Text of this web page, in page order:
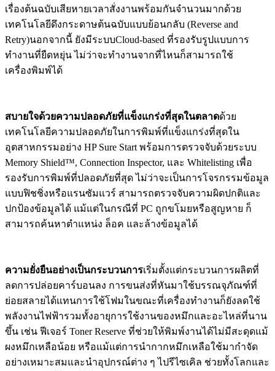
เรื่องต้นฉบับเสียหายเวลาสั่งงานพร้อมกันจำนวนมากด้วย
เทคโนโลยีดึงกระดาษต้นฉบับแบบย้อนกลับ (Reverse and
Retry)นอกจากนี้ ยังมีระบบCloud-based ที่รองรับรูปแบบการ
ทำงานที่ยืดหยุ่น ไม่ว่าจะทำงานจากที่ไหนก็สามารถใช้
เครื่องพิมพ์ได้
สบายใจด้วยความปลอดภัยที่แข็งแกร่งที่สุดในตลาดด้วย
เทคโนโลยีความปลอดภัยในการพิมพ์ที่แข็งแกร่งที่สุดใน
อุตสาหกรรมอย่าง HP Sure Start พร้อมการตรวจจับด้วยระบบ
Memory Shield™, Connection Inspector, และ Whitelisting เพื่อ
รองรับการพิมพ์ที่ปลอดภัยที่สุด ไม่ว่าจะเป็นการโจรกรรมข้อมูล
แบบฟิชชิ่งหรือแรนซัมแวร์ สามารถตรวจจับความผิดปกติและ
ปกป้องข้อมูลได้ แม้แต่ในกรณีที่ PC ถูกขโมยหรือสูญหาย ก็
สามารถค้นหาตำแหน่ง ล็อค และล้างข้อมูลได้
ความยั่งยืนอย่างเป็นกระบวนการเริ่มตั้งแต่กระบวนการผลิตที่
ลดการปล่อยคาร์บอนลง การขนส่งที่หันมาใช้บรรณจุภัณฑ์ที่
ย่อยสลายได้แทนการใช้โฟมในขณะที่เครื่องทำงานก็ยังลดใช้
พลังงานไฟฟ้ารวมทั้งอายุการใช้งานของหมึกและอะไหล่ที่นาน
ขึ้น เช่น ฟีเจอร์ Toner Reserve ที่ช่วยให้พิมพ์งานได้ไม่มีสะดุดแม้
ผงหมึกเหลือน้อย หรือแม้แต่การนำกากหมึกเหลือใช้มากำจัด
อย่างเหมาะสมและนำอุปกรณ์ต่าง ๆ ไปรีไซเคิล ช่วยทั้งโลกและ